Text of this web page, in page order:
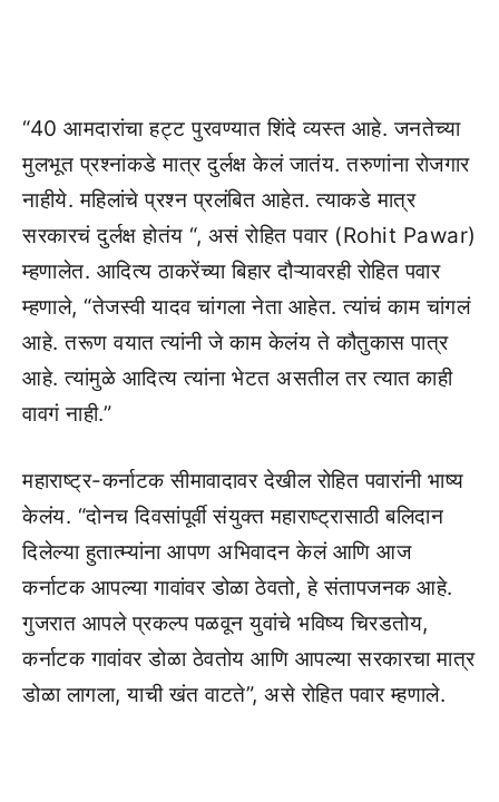
“40 आमदारांचा हट्ट पुरवण्यात शिंदे व्यस्त आहे. जनतेच्या
मुलभूत प्रश्नांकडे मात्र दुर्लक्ष केलं जातंय. तरुणांना रोजगार
नाहीये. महिलांचे प्रश्न प्रलंबित आहेत. त्याकडे मात्र
सरकारचं दुर्लक्ष होतंय “, असं रोहित पवार (Rohit Pawar)
म्हणालेत. आदित्य ठाकरेंच्या बिहार दौऱ्यावरही रोहित पवार
म्हणाले, “तेजस्वी यादव चांगला नेता आहेत. त्यांचं काम चांगलं
आहे. तरूण वयात त्यांनी जे काम केलंय ते कौतुकास पात्र
आहे. त्यांमुळे आदित्य त्यांना भेटत असतील तर त्यात काही
वावगं नाही.”
महाराष्ट्र-कर्नाटक सीमावादावर देखील रोहित पवारांनी भाष्य
केलंय. “दोनच दिवसांपूर्वी संयुक्त महाराष्ट्रासाठी बलिदान
दिलेल्या हुतात्म्यांना आपण अभिवादन केलं आणि आज
कर्नाटक आपल्या गावांवर डोळा ठेवतो, हे संतापजनक आहे.
गुजरात आपले प्रकल्प पळवून युवांचे भविष्य चिरडतोय,
कर्नाटक गावांवर डोळा ठेवतोय आणि आपल्या सरकारचा मात्र
डोळा लागला, याची खंत वाटते”, असे रोहित पवार म्हणाले.